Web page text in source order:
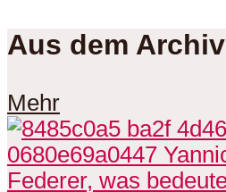
Aus dem Archiv
Mehr